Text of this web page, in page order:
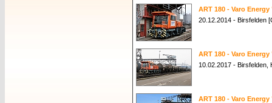
ART 180 - Varo Energy
20.12.2014 - Birsfelden
ART 180 - Varo Energy
10.02.2017 - Birsfelden,
ART 180 - Varo Energy